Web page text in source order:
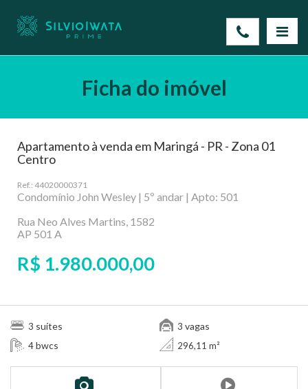
Ficha do imóvel
Apartamento à venda em Maringá - PR - Zona 01
Centro
Ref.: 44020000371
Condomínio John Wesley | 5º andar | Apto: 501
Rua Neo Alves Martins, 1582
AP 501 A
R$ 1.980.000,00
3 suítes
4bwcs
3vagas
296,11 m²